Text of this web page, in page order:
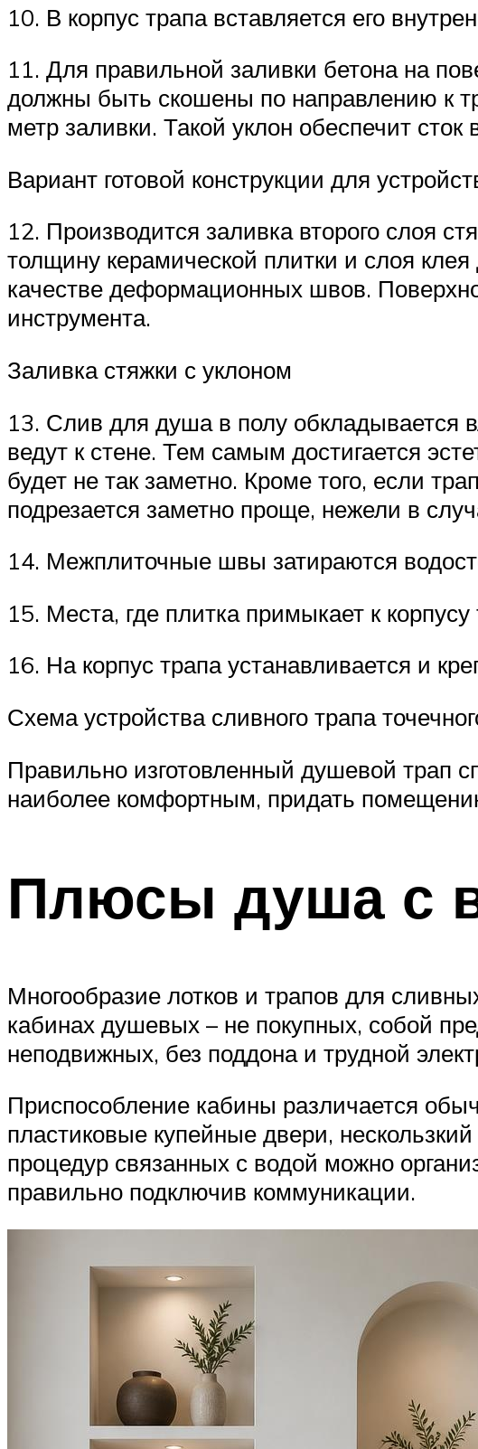
10. В корпус трапа вставляется его
11. Для правильной заливки бетона на
должны быть скошены по направлению к
метр заливки. Такой уклон обеспечит
Вариант готовой конструкции для
12. Производится заливка второго слоя
толщину керамической плитки и слоя
качестве деформационных швов.
инструмента.
Заливка стяжки с уклоном
13. Слив для душа в полу обкладывается
ведут к стене. Тем самым достигается
будет не так заметно. Кроме того, если
подрезается заметно проще, нежели в
14. Межплиточные швы затираются
15. Места, где плитка примыкает к
16. На корпус трапа устанавливается и
Схема устройства сливного трапа
Правильно изготовленный душевой трап
наиболее комфортным, придать
Плюсы душа с
Многообразие лотков и трапов для
кабинах душевых – не покупных, собой
неподвижных, без поддона и трудной
Приспособление кабины различается
пластиковые купейные двери,
процедур связанных с водой можно
правильно подключив коммуникации.